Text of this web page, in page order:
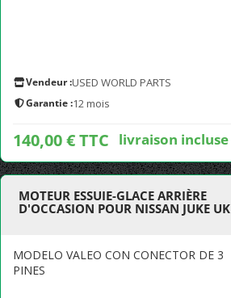
Vendeur :USED WORLD PARTS
Garantie :12 mois
140,00 € TTC livraison incluse
MOTEUR ESSUIE-GLACE ARRIÈRE
D'OCCASION POUR NISSAN JUKE UK
MODELO VALEO CON CONECTOR DE 3
PINES